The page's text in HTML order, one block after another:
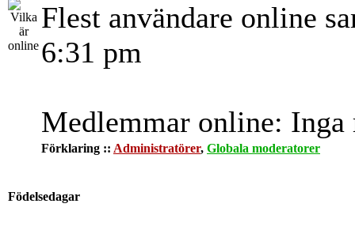
Flest användare online
6:31 pm
Medlemmar online: Inga
Förklaring :: Administratörer, Globala moderatorer
Födelsedagar